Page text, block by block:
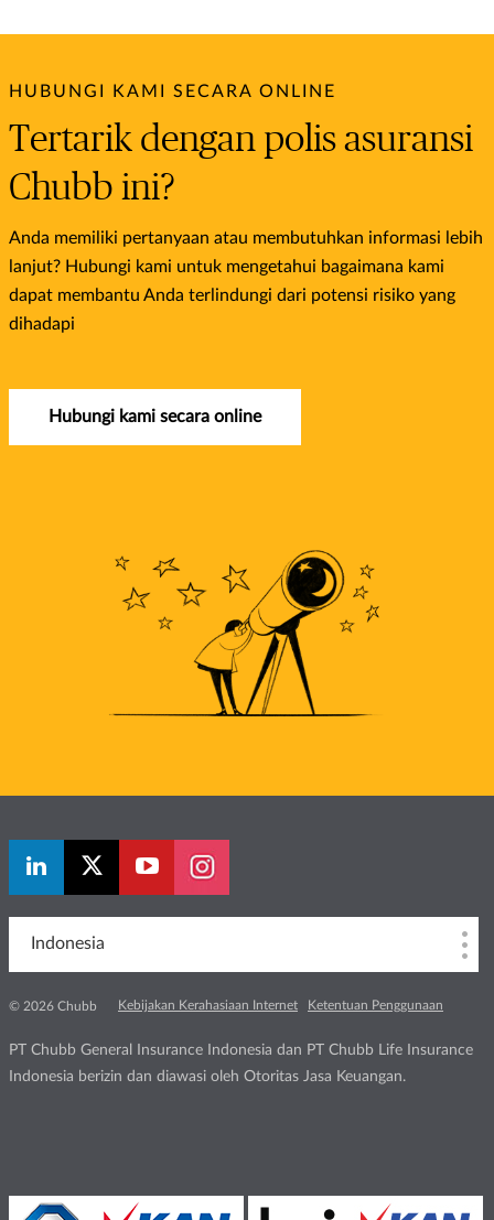
HUBUNGI KAMI SECARA ONLINE
Tertarik dengan polis asuransi
Chubb ini?
Anda memiliki pertanyaan atau membutuhkan informasi lebih
lanjut? Hubungi kami untuk mengetahui bagaimana kami
dapat membantu Anda terlindungi dari potensi risiko yang
dihadapi
Hubungi kami secara online
Indonesia
© 2026 Chubb Kebijakan Kerahasiaan Internet Ketentuan Penggunaan
PT Chubb General Insurance Indonesia dan PT Chubb Life Insurance
Indonesia berizin dan diawasi oleh Otoritas Jasa Keuangan.